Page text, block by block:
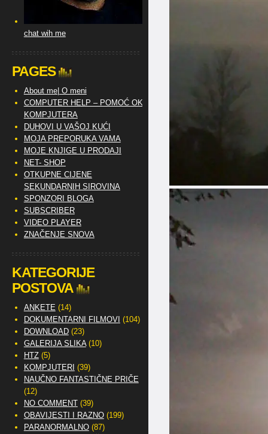
chat wih me
PAGES
About me| O meni
COMPUTER HELP – POMOĆ OKO
KOMPJUTERA
DUHOVI U VAŠOJ KUĆI
MOJA PREPORUKA VAMA
MOJE KNJIGE U PRODAJI
NET- SHOP
OTKUPNE CIJENE
SEKUNDARNIH SIROVINA
SPONZORI BLOGA
SUBSCRIBER
VIDEO PLAYER
ZNAČENJE SNOVA
KATEGORIJE
POSTOVA
ANKETE (14)
DOKUMENTARNI FILMOVI (104)
DOWNLOAD(23)
GALERIJA SLIKA(10)
HTZ(5)
KOMPJUTERI (39)
NAUČNO FANTASTIČNE PRIČE
(12)
NO COMMENT(39)
OBAVIJESTI I RAZNO(199)
PARANORMALNO(87)